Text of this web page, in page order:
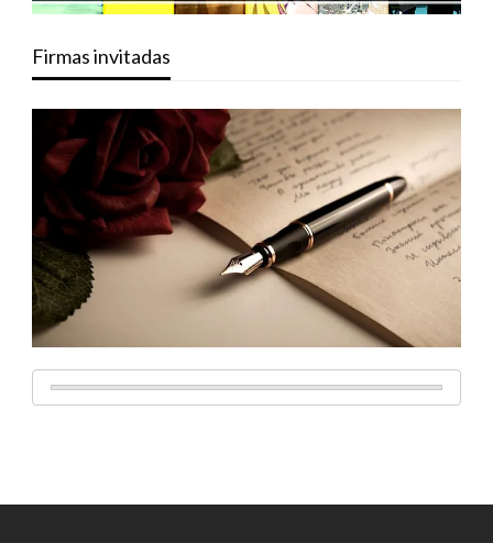
Firmas invitadas